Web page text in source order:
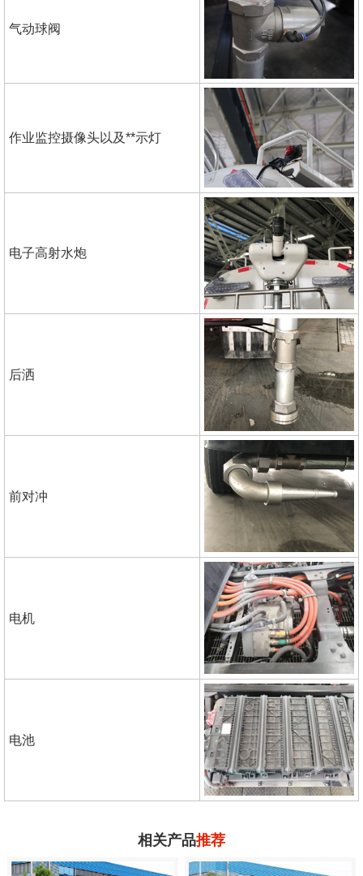
气动球阀
作业监控摄像头以及**示灯
电子高射水炮
后洒
前对冲
电机
电池
相关产品推荐